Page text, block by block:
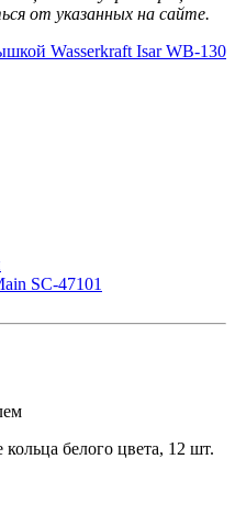
от указанных на сайте.
Wasserkraft Isar WB-130
SC-47101
белого цвета, 12 шт.